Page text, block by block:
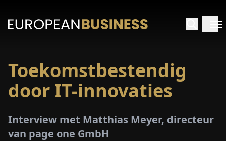
Toekomstbestendig
door IT-innovaties
Interview met Matthias Meyer, directeur
van page one GmbH